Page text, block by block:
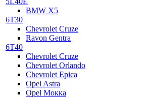
BMW X5
6Т30
Chevrolet Cruze
Ravon Gentra
6Т40
Chevrolet Cruze
Chevrolet Orlando
Chevrolet Epica
Opel Astra
Opel Мокка